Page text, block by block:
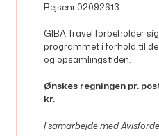
Rejsenr:02092613
GIBA Travel forbeholder
programmet i forhold til
og opsamlingstiden.
Ønskes regningen pr.
kr.
I samarbejde med